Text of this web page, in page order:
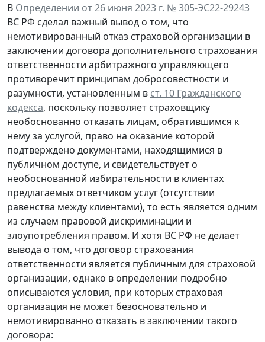
В Определении от 26 июня 2023 г. № 305-ЭС22-29243
ВС РФ сделал важный вывод о том, что
немотивированный отказ страховой организации в
заключении договора дополнительного страхования
ответственности арбитражного управляющего
противоречит принципам добросовестности и
разумности, установленным в ст. 10 Гражданского
кодекса, поскольку позволяет страховщику
необоснованно отказать лицам, обратившимся к
нему за услугой, право на оказание которой
подтверждено документами, находящимися в
публичном доступе, и свидетельствует о
необоснованной избирательности в клиентах
предлагаемых ответчиком услуг (отсутствии
равенства между клиентами), то есть является одним
из случаем правовой дискриминации и
злоупотребления правом. И хотя ВС РФ не делает
вывода о том, что договор страхования
ответственности является публичным для страховой
организации, однако в определении подробно
описываются условия, при которых страховая
организация не может безосновательно и
немотивированно отказать в заключении такого
договора: